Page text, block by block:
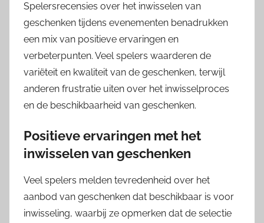
Spelersrecensies over het inwisselen van
geschenken tijdens evenementen benadrukken
een mix van positieve ervaringen en
verbeterpunten. Veel spelers waarderen de
variëteit en kwaliteit van de geschenken, terwijl
anderen frustratie uiten over het inwisselproces
en de beschikbaarheid van geschenken.
Positieve ervaringen met het
inwisselen van geschenken
Veel spelers melden tevredenheid over het
aanbod van geschenken dat beschikbaar is voor
inwisseling, waarbij ze opmerken dat de selectie